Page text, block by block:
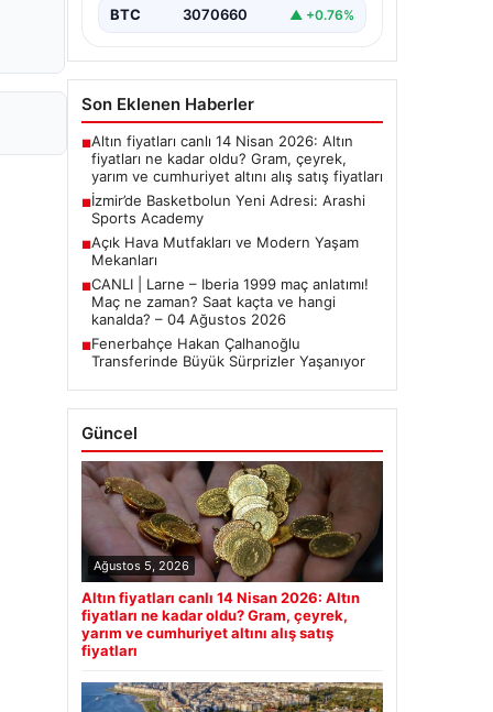
BTC 3070660 ▲ +0.76%
Son Eklenen Haberler
■Altın fiyatları canlı 14 Nisan 2026: Altın
fiyatları ne kadar oldu? Gram, çeyrek,
yarım ve cumhuriyet altını alış satış fiyatları
■İzmir’de Basketbolun Yeni Adresi: Arashi
Sports Academy
■Açık Hava Mutfakları ve Modern Yaşam
Mekanları
■CANLI | Larne – Iberia 1999 maç anlatımı!
Maç ne zaman? Saat kaçta ve hangi
kanalda? – 04 Ağustos 2026
■Fenerbahçe Hakan Çalhanoğlu
Transferinde Büyük Sürprizler Yaşanıyor
Güncel
Ağustos 5, 2026
Altın fiyatları canlı 14 Nisan 2026: Altın
fiyatları ne kadar oldu? Gram, çeyrek,
yarım ve cumhuriyet altını alış satış
fiyatları